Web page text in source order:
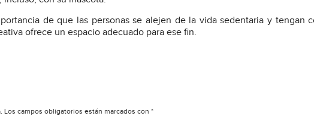
de que las personas se alejen de la vida sedentaria y tengan
ofrece un espacio adecuado para ese fin.
Los campos obligatorios están marcados con *